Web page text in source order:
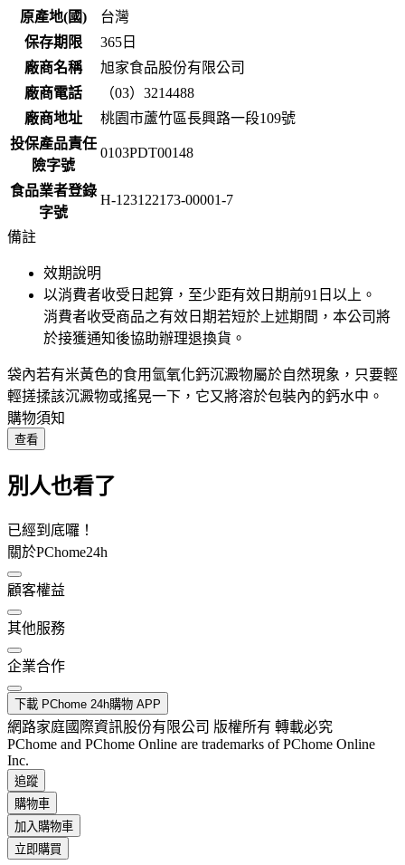
原產地(國)
台灣
保存期限
365 日
廠商名稱
旭家食品股份有限公司
廠商電話
（03）3214488
廠商地址
桃園市蘆竹區長興路一段109號
投保產品責任
險字號
0103PDT00148
食品業者登錄
字號
H-123122173-00001-7
備註
效期說明
以消費者收受日起算，至少距有效日期前91 日以上。
消費者收受商品之有效日期若短於上述期間，本公司將
於接獲通知後協助辦理退換貨。
袋內若有米黃色的食用氫氧化鈣沉澱物屬於自然現象，只要輕
輕搓揉該沉澱物或搖晃一下，它又將溶於包裝內的鈣水中。
購物須知
查看
別人也看了
已經到底囉！
關於PChome24h
顧客權益
其他服務
企業合作
下載 PChome 24h購物 APP
網路家庭國際資訊股份有限公司 版權所有 轉載必究
PChome and PChome Online are trademarks of PChome Online
Inc.
追蹤
購物車
加入購物車
立即購買